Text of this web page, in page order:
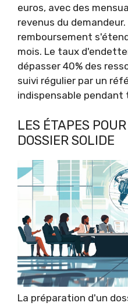
euros, avec des
revenus du demandeur.
remboursement
mois. Le taux
dépasser 40% des
suivi régulier par un
indispensable
LES ÉTAPES
DOSSIER SOLIDE
La préparation d'un